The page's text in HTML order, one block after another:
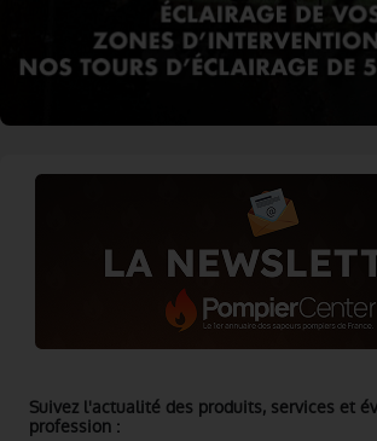
Suivez l'actualité des produits, services et
profession :